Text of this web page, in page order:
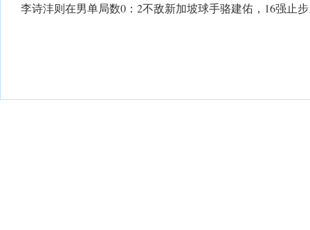
李诗沣则在男单局数0：2不敌新加坡球手骆建佑，16强止